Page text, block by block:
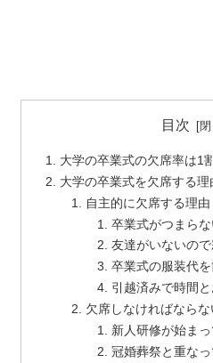
目次
大学の卒業式の欠席率は1割
大学の卒業式を欠席する理
自主的に欠席する理由
卒業式がつまらな
友達がいないの
卒業式の服装代
引越済みで時間
欠席しなければならな
新人研修が始ま
冠婚葬祭と重な